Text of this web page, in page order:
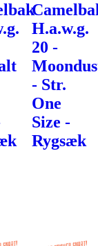
H.a.w.g.
20 -
- Str.
One
Size -
Rygsæk